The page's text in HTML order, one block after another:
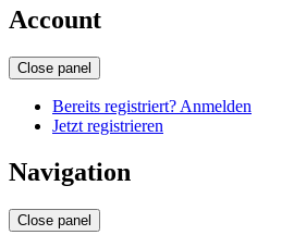
Account
Close panel
Bereits registriert? Anmelden
Jetzt registrieren
Navigation
Close panel